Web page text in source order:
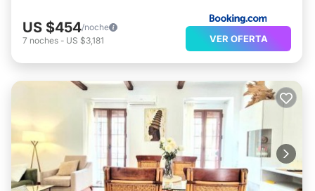
US $454/noche
7 noches - US $3,181 VER OFERTA